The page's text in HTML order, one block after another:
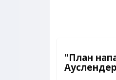
"План
Ауслендер